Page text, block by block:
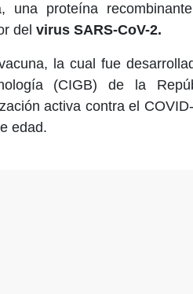
una proteína
del virus SARS-CoV-2.
la cual fue
(CIGB) de la
activa contra el
edad.